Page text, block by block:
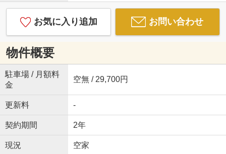
お気に入り追加 お問い合わせ
物件概要
駐車場 / 月額料
金
空無 / 29,700円
更新料 -
契約期間 2年
現況 空家